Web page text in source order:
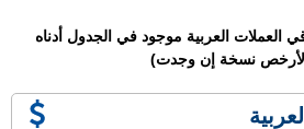
العملات العربية موجود في الجدول أدناه
نسخة إن وجدت)